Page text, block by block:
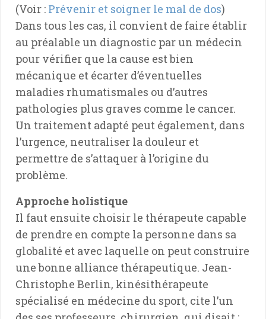
(Voir : Prévenir et soigner le mal de dos)
Dans tous les cas, il convient de faire établir
au préalable un diagnostic par un médecin
pour vérifier que la cause est bien
mécanique et écarter d’éventuelles
maladies rhumatismales ou d’autres
pathologies plus graves comme le cancer.
Un traitement adapté peut également, dans
l’urgence, neutraliser la douleur et
permettre de s’attaquer à l’origine du
problème.
Approche holistique
Il faut ensuite choisir le thérapeute capable
de prendre en compte la personne dans sa
globalité et avec laquelle on peut construire
une bonne alliance thérapeutique. Jean-
Christophe Berlin, kinésithérapeute
spécialisé en médecine du sport, cite l’un